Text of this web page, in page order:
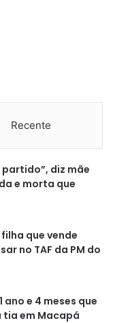
Recente
diz mãe
e morta que
que vende
no TAF da PM do
ano e 4 meses que
em Macapá